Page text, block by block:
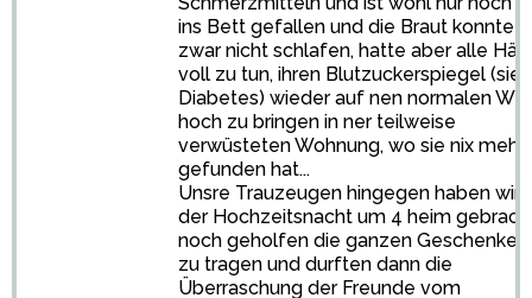
ins Bett gefallen und die Braut konnte
zwar nicht schlafen, hatte aber alle
voll zu tun, ihren Blutzuckerspiegel (sie
Diabetes) wieder auf nen normalen
hoch zu bringen in ner teilweise
verwüsteten Wohnung, wo sie nix mehr
gefunden hat...
Unsre Trauzeugen hingegen haben wir
der Hochzeitsnacht um 4 heim
noch geholfen die ganzen Geschenke
zu tragen und durften dann die
Überraschung der Freunde vom